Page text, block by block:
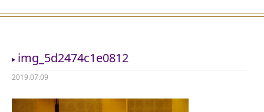
img_5d2474c1e0812
2019.07.09